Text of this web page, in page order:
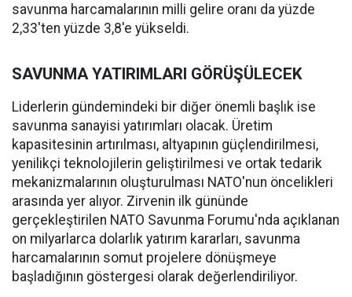
savunma harcamalarının milli gelire oranı da yüzde
2,33'ten yüzde 3,8'e yükseldi.
SAVUNMA YATIRIMLARI GÖRÜŞÜLECEK
Liderlerin gündemindeki bir diğer önemli başlık ise
savunma sanayisi yatırımları olacak. Üretim
kapasitesinin artırılması, altyapının güçlendirilmesi,
yenilikçi teknolojilerin geliştirilmesi ve ortak tedarik
mekanizmalarının oluşturulması NATO'nun öncelikleri
arasında yer alıyor. Zirvenin ilk gününde
gerçekleştirilen NATO Savunma Forumu'nda açıklanan
on milyarlarca dolarlık yatırım kararları, savunma
harcamalarının somut projelere dönüşmeye
başladığının göstergesi olarak değerlendiriliyor.